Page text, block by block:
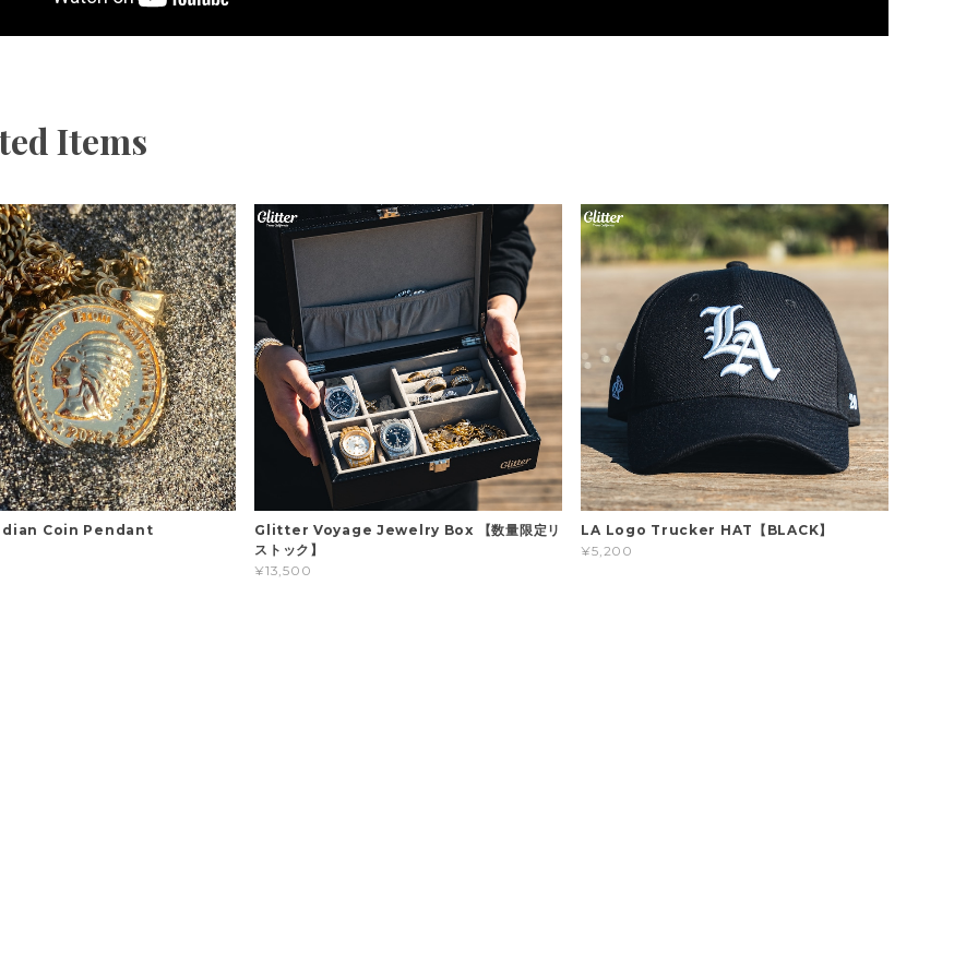
Items
Coin Pendant
Glitter Voyage Jewelry Box 【数量限定リ
ストック】
¥13,500
LA Logo Trucker HAT【BLACK】
¥5,200